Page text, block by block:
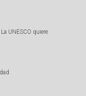
UNESCO quiere